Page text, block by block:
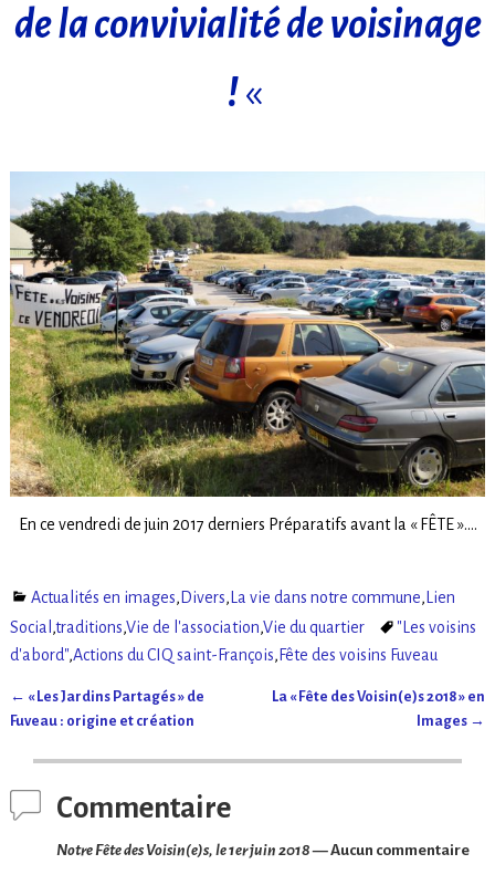
de la convivialité de voisinage
!«
En ce vendredi de juin 2017 derniers Préparatifs avant la « FÊTE »….
Actualités en images, Divers, La vie dans notre commune, Lien
Social ,traditions,Vie de l'association,Vie du quartier
"Les voisins
d'abord",Actions du CIQ saint-François, Fête des voisins Fuveau
Navigation des articles
← « Les Jardins Partagés » de
Fuveau : origine et création
La « Fête des Voisin(e)s 2018 » en
Images →
Commentaire
Notre Fête des Voisin(e)s, le 1er juin 2018— Aucun commentaire